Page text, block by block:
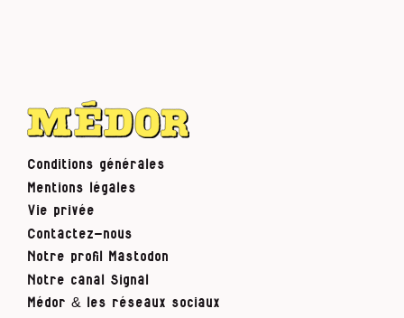
Conditions générales
Mentions légales
Vie privée
Contactez-nous
Notre profil Mastodon
Notre canal Signal
Médor & les réseaux sociaux